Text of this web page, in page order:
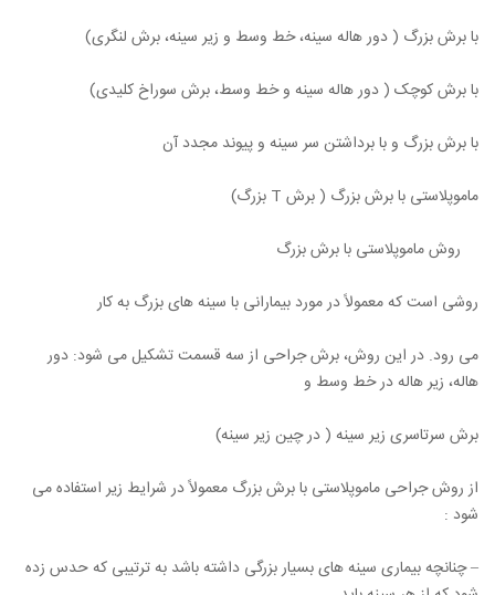
با برش بزرگ ( دور هاله سینه، خط وسط و زیر سینه، برش لنگری)
با برش کوچک ( دور هاله سینه و خط وسط، برش سوراخ کلیدی)
با برش بزرگ و با برداشتن سر سینه و پیوند مجدد آن
ماموپلاستی با برش بزرگ ( برش T بزرگ)
روش ماموپلاستی با برش بزرگ
روشی است که معمولاً در مورد بیمارانی با سینه های بزرگ به کار
می رود. در این روش، برش جراحی از سه قسمت تشکیل می شود: دور
هاله، زیر هاله در خط وسط و
برش سرتاسری زیر سینه ( در چین زیر سینه)
از روش جراحی ماموپلاستی با برش بزرگ معمولاً در شرایط زیر استفاده می
شود :
– چنانچه بیماری سینه های بسیار بزرگی داشته باشد به ترتیبی که حدس زده